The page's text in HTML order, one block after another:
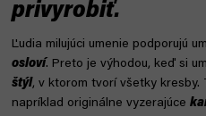
privyrobiť.
Ľudia milujúci umenie podporujú
osloví. Preto je výhodou, keď si
štýl, v ktorom tvorí všetky kresby.
napríklad originálne vyzerajúce